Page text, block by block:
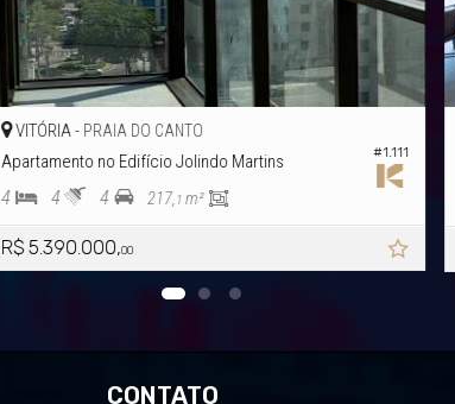
#1.111
VITÓRIA - PRAIA DO CANTO
Apartamento no Edifício Jolindo Martins
4 4 4 217,1 m²
R$ 5.390.000,00
CONTATO